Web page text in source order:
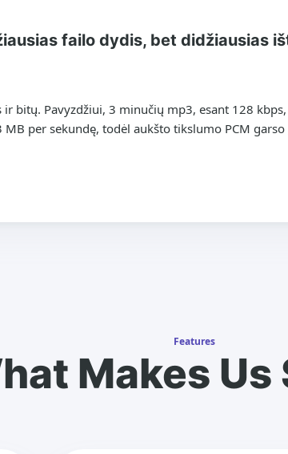
failo dydis, bet
bitų. Pavyzdžiui, 3 minučių mp3, esant 128
per sekundę, todėl aukšto tikslumo PCM garso
Features
Makes Us